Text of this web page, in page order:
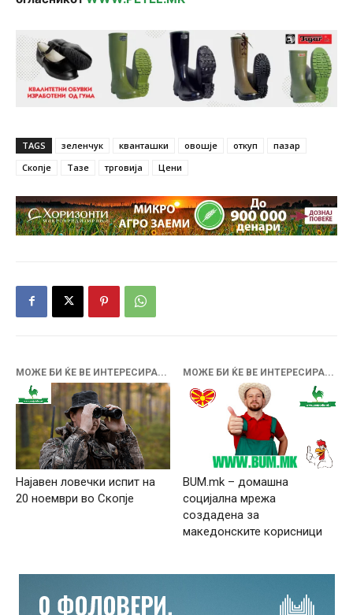
TAGS зеленчук кванташки овошје откуп
пазар
Скопје
Тазе трговија Цени
МОЖЕ БИ ЌЕ ВЕ ИНТЕРЕСИРА...
Најавен ловечки испит на
20 ноември во Скопје
МОЖЕ БИ ЌЕ ВЕ ИНТЕРЕСИРА...
BUM.mk – домашна
социјална мрежа
создадена за
македонските корисници